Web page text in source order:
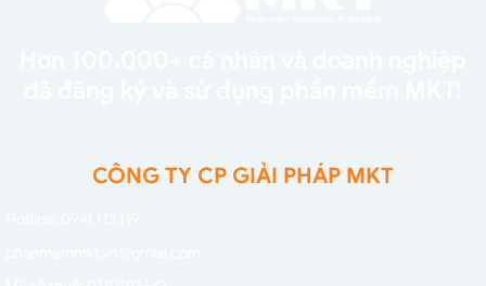
CÔNG TY CP GIẢI PHÁP MKT